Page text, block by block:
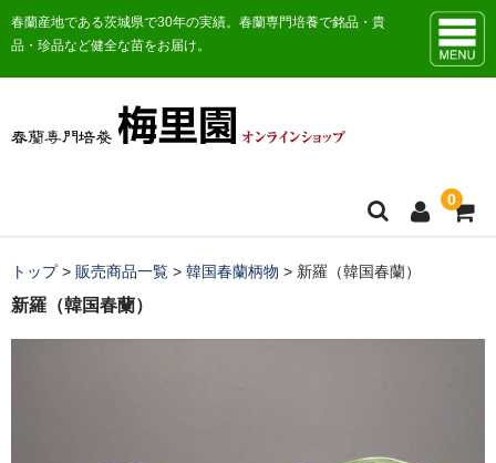
春蘭産地である茨城県で30年の実績。春蘭専門培養で銘品・貴
品・珍品など健全な苗をお届け。
0
トップ
お知らせ
トップ> 販売商品一覧 > 韓国春蘭柄物 > 新羅（韓国春蘭）
新羅（韓国春蘭）